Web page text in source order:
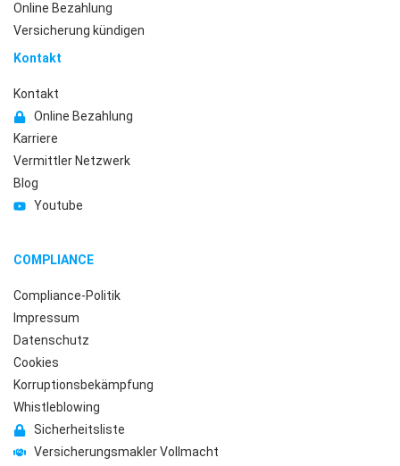
Online Bezahlung
Versicherung kündigen
Kontakt
Kontakt
Online Bezahlung
Karriere
Vermittler Netzwerk
Blog
Youtube
COMPLIANCE
Compliance-Politik
Impressum
Datenschutz
Cookies
Korruptionsbekämpfung
Whistleblowing
Sicherheitsliste
Versicherungsmakler Vollmacht